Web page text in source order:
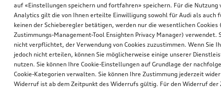
auf «Einstellungen speichern und fortfahren» speichern. Für die Nutzung
Analytics gilt die von Ihnen erteilte Einwilligung sowohl für Audi als auch
keinen der Schieberegler betätigen, werden nur die wesentlichen Cookies
Zustimmungs-Management-Tool Ensighten Privacy Manager) verwendet.
nicht verpflichtet, der Verwendung von Cookies zuzustimmen. Wenn Sie
jedoch nicht erteilen, können Sie möglicherweise einige unserer
nutzen. Sie können Ihre Cookie-Einstellungen auf Grundlage der
Cookie-Kategorien verwalten. Sie können Ihre Zustimmung jederzeit
Widerruf ist ab dem Zeitpunkt des Widerrufs gültig. Für den Widerruf der